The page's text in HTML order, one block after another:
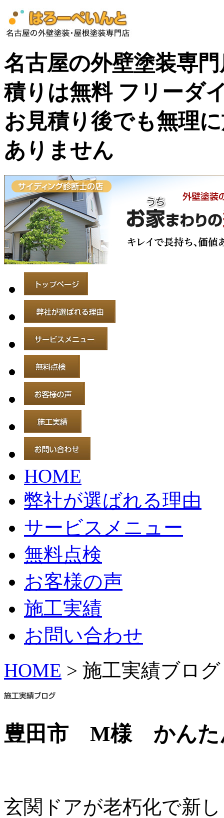
名古屋の外壁塗装専
積りは無料 フリーダ
お見積り後でも無理
ありません
HOME
弊社が選ばれる理由
サービスメニュー
無料点検
お客様の声
施工実績
お問い合わせ
HOME > 施工実績ブログ
豊田市 M様 かんた
玄関ドアが老朽化で新